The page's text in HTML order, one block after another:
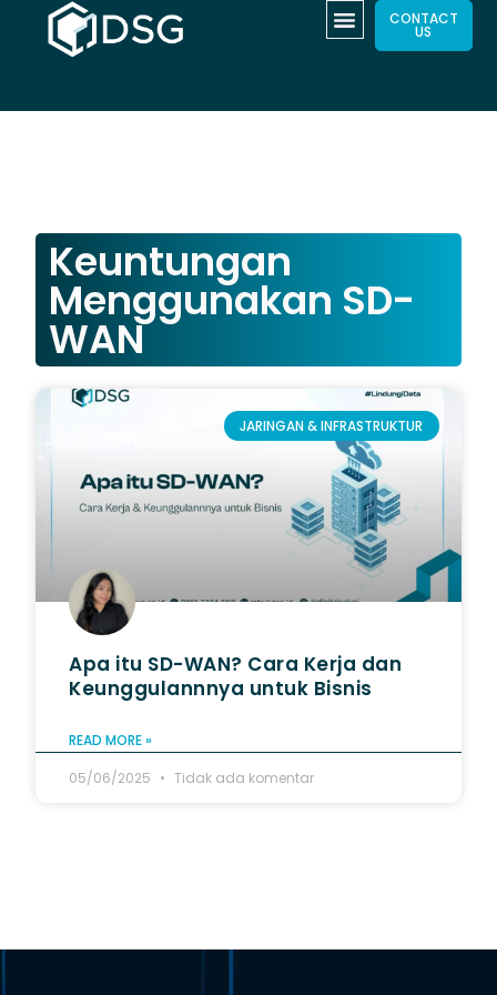
CONTACT
US
Keuntungan
Menggunakan SD-
WAN
JARINGAN & INFRASTRUKTUR
Apa itu SD-WAN? Cara Kerja dan
Keunggulannnya untuk Bisnis
READ MORE »
05/06/2025
Tidak ada komentar